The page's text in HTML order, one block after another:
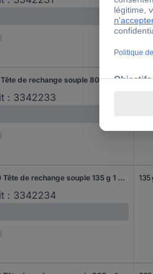
Halder SIMPLEX 3201.051 Tête de rechange souple 80 g 1 pc(s)
: 3342233
80 g
Halder SIMPLEX 3201.060 Tête de rechange souple 135 g 1 pc(s)
: 3342234
135